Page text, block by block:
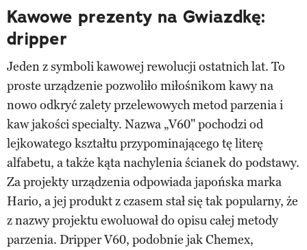
Kawowe prezenty na Gwiazdkę:
dripper
Jeden z symboli kawowej rewolucji ostatnich lat. To
proste urządzenie pozwoliło miłośnikom kawy na
nowo odkryć zalety przelewowych metod parzenia i
kaw jakości specialty. Nazwa „V60" pochodzi od
lejkowatego kształtu przypominającego tę literę
alfabetu, a także kąta nachylenia ścianek do podstawy.
Za projekty urządzenia odpowiada japońska marka
Hario, a jej produkt z czasem stał się tak popularny, że
z nazwy projektu ewoluował do opisu całej metody
parzenia. Dripper V60, podobnie jak Chemex,